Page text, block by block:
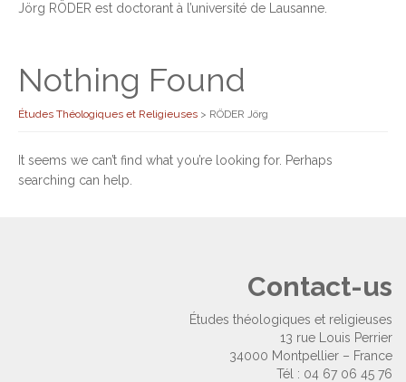
Jörg RÖDER est doctorant à l’université de Lausanne.
Nothing Found
Études Théologiques et Religieuses > RÖDER Jörg
It seems we can’t find what you’re looking for. Perhaps
searching can help.
Contact-us
Études théologiques et religieuses
13 rue Louis Perrier
34000 Montpellier – France
Tél : 04 67 06 45 76